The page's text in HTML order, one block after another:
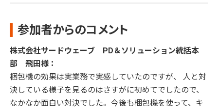
参加者からのコメント
株式会社サードウェーブ PD＆ソリューション統括本
部 飛田様：
梱包機の効果は実業務で実感していたのですが、 人と対
決している様子を見るのはさすがに初めてでしたので、
なかなか面白い対決でした。今後も梱包機を使って、キ